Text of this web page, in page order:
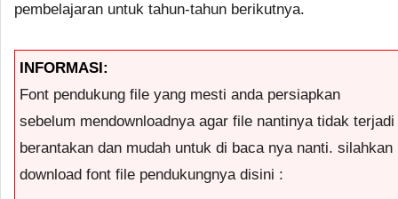
pembelajaran untuk tahun-tahun berikutnya.
INFORMASI:
Font pendukung file yang mesti anda persiapkan
sebelum mendownloadnya agar file nantinya tidak terjadi
berantakan dan mudah untuk di baca nya nanti. silahkan
download font file pendukungnya disini :